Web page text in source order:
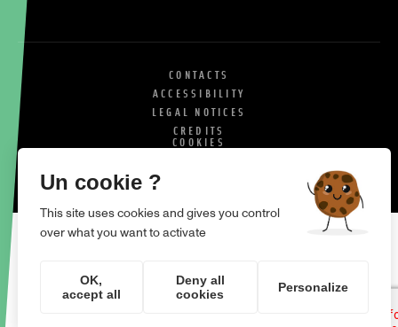
CONTACTS
ACCESSIBILITY
LEGAL NOTICES
CREDITS
COOKIES
Un cookie ?
This site uses cookies and gives you control
over what you want to activate
OK,
accept all
Deny all
cookies
Personalize